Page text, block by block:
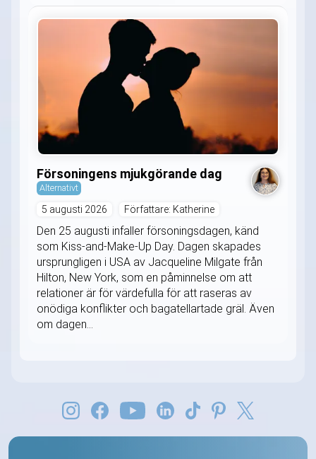
Försoningens mjukgörande dag
Alternativt
5 augusti 2026 Författare: Katherine
Den 25 augusti infaller försoningsdagen, känd
som Kiss-and-Make-Up Day. Dagen skapades
ursprungligen i USA av Jacqueline Milgate från
Hilton, New York, som en påminnelse om att
relationer är för värdefulla för att raseras av
onödiga konflikter och bagatellartade gräl. Även
om dagen...